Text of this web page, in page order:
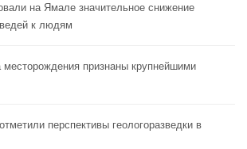
на Ямале значительное снижение
к людям
признаны крупнейшими
перспективы геологоразведки в